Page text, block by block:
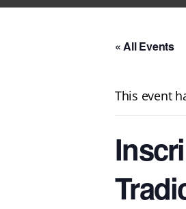
San
« All Events
This event